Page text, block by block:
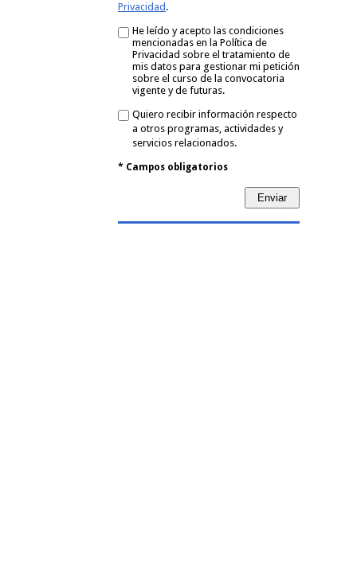
Privacidad .
He leído y acepto las condiciones
mencionadas en la Política de
Privacidad sobre el tratamiento de
mis datos para gestionar mi petición
sobre el curso de la convocatoria
vigente y de futuras.
Quiero recibir información respecto
a otros programas, actividades y
servicios relacionados.
* Campos obligatorios
Enviar